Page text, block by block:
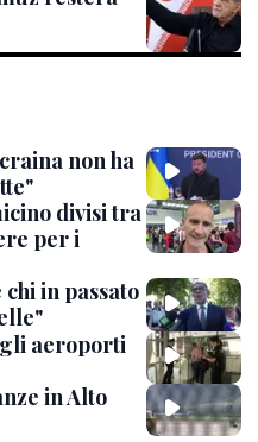
non ha
divisi tra
per i
in passato
aeroporti
in Alto